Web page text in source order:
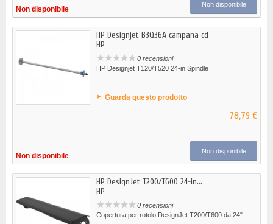
Non disponibile
Non disponibile
HP Designjet B3Q36A campana cd
HP
0 recensioni
HP Designjet T120/T520 24-in Spindle
Guarda questo prodotto
78,79 €
Non disponibile
Non disponibile
HP DesignJet T200/T600 24-in...
HP
0 recensioni
Copertura per rotolo DesignJet T200/T600 da 24"